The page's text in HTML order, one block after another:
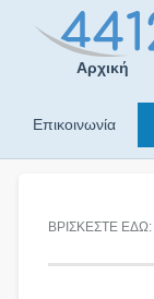
Αρχική
Επικοινωνία
ΒΡΙΣΚΕΣΤΕ ΕΔΩ: